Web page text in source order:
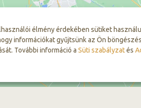
élmény érdekében sütiket
információkat gyűjtsünk az Ön
További információ a Süti szabályzatés